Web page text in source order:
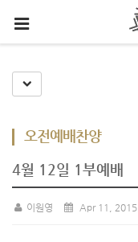
Toggle Dropdown
오전예배찬양
4월 12일 1부예배
이원영 Apr 11, 2015